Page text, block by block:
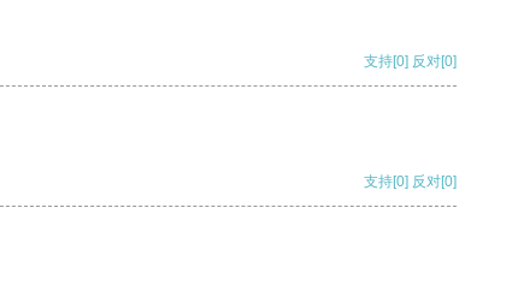
支持[0] 反对[0]
支持[0] 反对[0]